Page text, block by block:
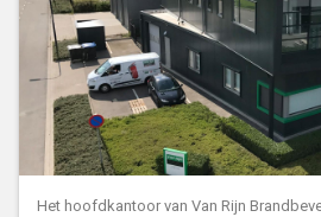
Het hoofdkantoor van Van Rijn